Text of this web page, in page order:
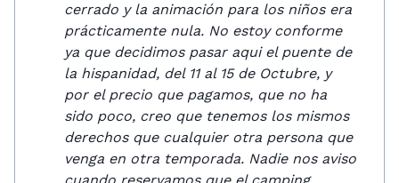
cerrado y la animación para los niños era
prácticamente nula. No estoy conforme
ya que decidimos pasar aqui el puente de
la hispanidad, del 11 al 15 de Octubre, y
por el precio que pagamos, que no ha
sido poco, creo que tenemos los mismos
derechos que cualquier otra persona que
venga en otra temporada. Nadie nos aviso